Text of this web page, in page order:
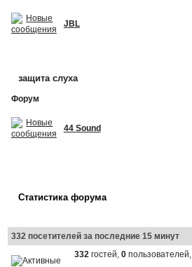
JBL
защита слуха
Форум
44 Sound
Статистика форума
332 посетителей за последние 15 минут
332гостей, 0пользователей,